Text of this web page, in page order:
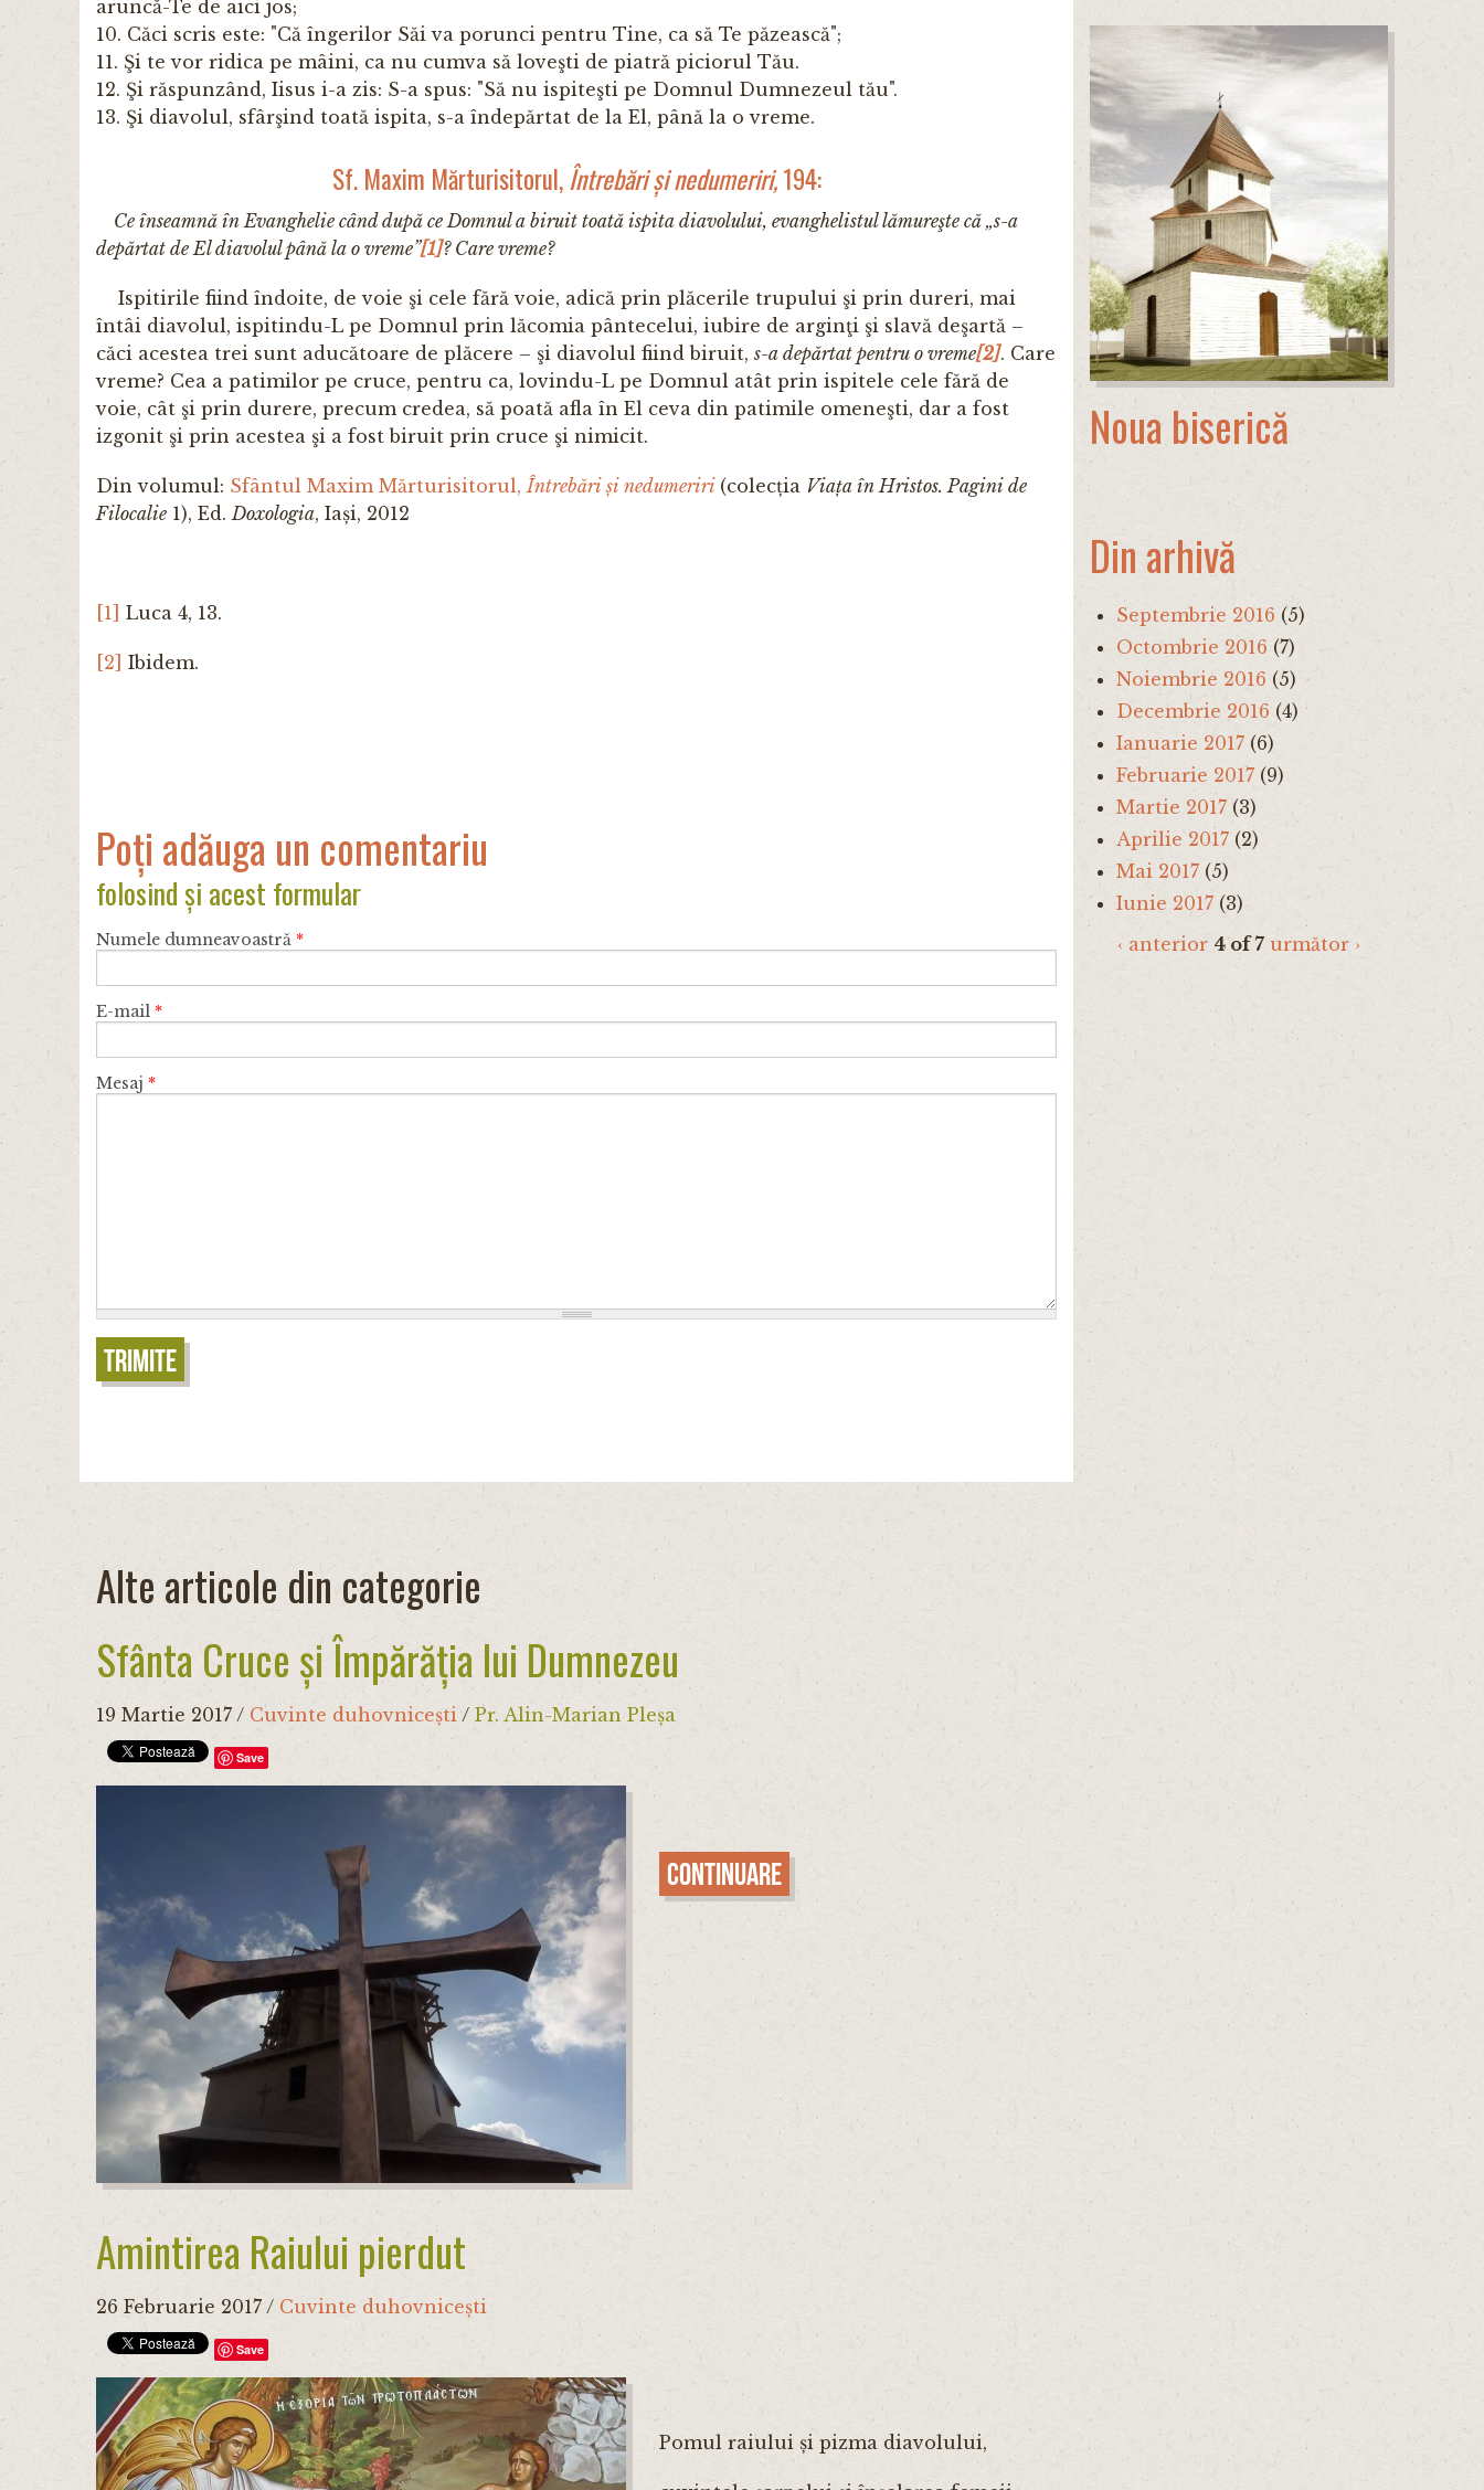
aruncă-Te de aici jos;
10. Căci scris este: "Că îngerilor Săi va porunci pentru Tine, ca să Te păzească";
11. Şi te vor ridica pe mâini, ca nu cumva să loveşti de piatră piciorul Tău.
12. Şi răspunzând, Iisus i-a zis: S-a spus: "Să nu ispiteşti pe Domnul Dumnezeul tău".
13. Şi diavolul, sfârşind toată ispita, s-a îndepărtat de la El, până la o vreme.
Sf. Maxim Mărturisitorul, Întrebări și nedumeriri,194:
Ce înseamnă în Evanghelie când după ce Domnul a biruit toată ispita diavolului, evanghelistul lămureşte că „s-a
depărtat de El diavolul până la o vreme”[1]? Care vreme?
Ispitirile fiind îndoite, de voie şi cele fără voie, adică prin plăcerile trupului şi prin dureri, mai
întâi diavolul, ispitindu-L pe Domnul prin lăcomia pântecelui, iubire de arginţi şi slavă deşartă –
căci acestea trei sunt aducătoare de plăcere – şi diavolul fiind biruit,s-a depărtat pentru o vreme[2]. Care
vreme? Cea a patimilor pe cruce, pentru ca, lovindu-L pe Domnul atât prin ispitele cele fără de
voie, cât şi prin durere, precum credea, să poată afla în El ceva din patimile omeneşti, dar a fost
izgonit şi prin acestea şi a fost biruit prin cruce şi nimicit.
Din volumul: Sfântul Maxim Mărturisitorul,Întrebări și nedumeriri (colecția Viața în Hristos.Pagini de
Filocalie 1), Ed.Doxologia, Iași, 2012
[1] Luca 4, 13.
[2] Ibidem.
Poți adăuga un comentariu
folosind și acest formular
Numele dumneavoastră *
E-mail *
Mesaj *
Trimite
Noua biserică
Din arhivă
Septembrie 2016 (5)
Octombrie 2016 (7)
Noiembrie 2016 (5)
Decembrie 2016 (4)
Ianuarie 2017 (6)
Februarie 2017 (9)
Martie 2017 (3)
Aprilie 2017 (2)
Mai 2017 (5)
Iunie 2017 (3)
‹ anterior 4 of 7 următor ›
Alte articole din categorie
Sfânta Cruce și Împărăția lui Dumnezeu
19 Martie 2017 / Cuvinte duhovnicești/ Pr. Alin-Marian Pleșa
Save
Continuare
Amintirea Raiului pierdut
26 Februarie 2017 / Cuvinte duhovnicești
Save
Pomul raiului și pizma diavolului,